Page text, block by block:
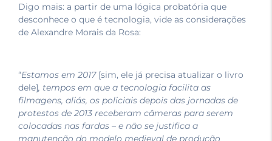
Digo mais: a partir de uma lógica probatória que
desconhece o que é tecnologia, vide as considerações
de Alexandre Morais da Rosa:
“Estamos em 2017[sim, ele já precisa atualizar o livro
dele], tempos em que a tecnologia facilita as
filmagens, aliás, os policiais depois das jornadas de
protestos de 2013 receberam câmeras para serem
colocadas nas fardas – e não se justifica a